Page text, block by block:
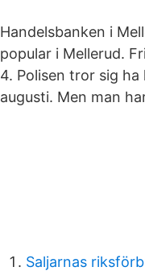
Handelsbanken i
popular i Mellerud.
4. Polisen tror sig
augusti. Men man
Saljarnas